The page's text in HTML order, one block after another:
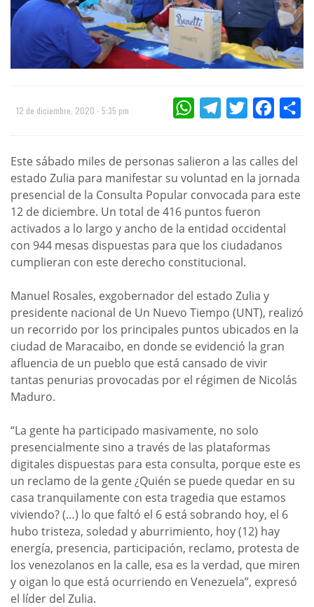
12 de diciembre, 2020 - 5:35 pm WHATSAPPTELEGRAMTWITTER
Este sábado miles de personas salieron a las calles del
estado Zulia para manifestar su voluntad en la jornada
presencial de la Consulta Popular convocada para este
12 de diciembre. Un total de 416 puntos fueron
activados a lo largo y ancho de la entidad occidental
con 944 mesas dispuestas para que los ciudadanos
cumplieran con este derecho constitucional.
Manuel Rosales, exgobernador del estado Zulia y
presidente nacional de Un Nuevo Tiempo (UNT), realizó
un recorrido por los principales puntos ubicados en la
ciudad de Maracaibo, en donde se evidenció la gran
afluencia de un pueblo que está cansado de vivir
tantas penurias provocadas por el régimen de Nicolás
Maduro.
“La gente ha participado masivamente, no solo
presencialmente sino a través de las plataformas
digitales dispuestas para esta consulta, porque este es
un reclamo de la gente ¿Quién se puede quedar en su
casa tranquilamente con esta tragedia que estamos
viviendo? (…) lo que faltó el 6 está sobrando hoy, el 6
hubo tristeza, soledad y aburrimiento, hoy (12) hay
energía, presencia, participación, reclamo, protesta de
los venezolanos en la calle, esa es la verdad, que miren
y oigan lo que está ocurriendo en Venezuela”, expresó
el líder del Zulia.